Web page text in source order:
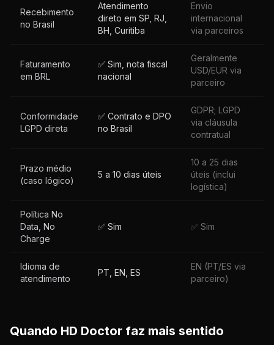
Recebimento
no Brasil
Atendimento
direto em SP, RJ,
BH, Curitiba
Envio
internacional
via parceiros
Faturamento
em BRL
✅ Sim, nota fiscal
nacional
Geralmente
USD/EUR via
parceiro
Conformidade
LGPD direta
✅ Contrato e DPO
no Brasil
GDPR; LGPD
via cláusula
contratual
Prazo médio
(caso lógico)
5 a 10 dias úteis
10 a 25 dias
úteis (inclui
logística)
Política No
Data, No
Charge
✅ Sim ✅ Sim
Idioma de
atendimento
PT, EN, ES
EN (PT/ES via
parceiro)
Quando HD Doctor faz mais sentido